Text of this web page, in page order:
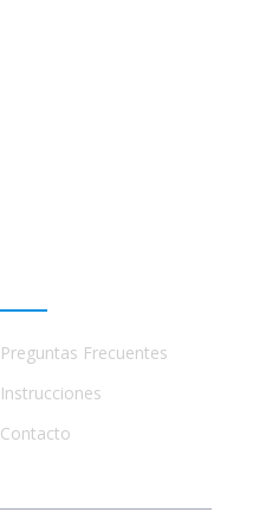
Preguntas Frecuentes
Instrucciones
Contacto